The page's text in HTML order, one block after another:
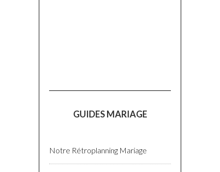
GUIDES MARIAGE
Notre Rétroplanning Mariage